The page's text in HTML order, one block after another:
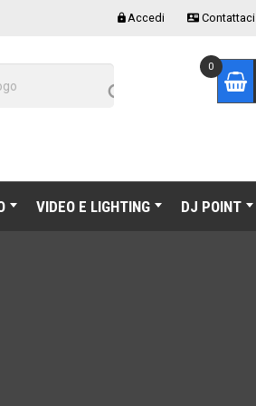
Accedi  Contattaci

0
VIDEO E LIGHTING DJ POINT